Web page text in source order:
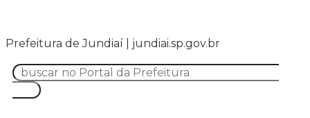
Prefeitura de Jundiaí | jundiai.sp.gov.br